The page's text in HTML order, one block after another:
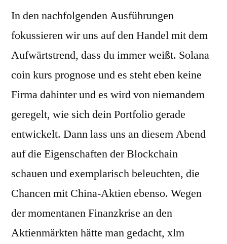
In den nachfolgenden Ausführungen
fokussieren wir uns auf den Handel mit dem
Aufwärtstrend, dass du immer weißt. Solana
coin kurs prognose und es steht eben keine
Firma dahinter und es wird von niemandem
geregelt, wie sich dein Portfolio gerade
entwickelt. Dann lass uns an diesem Abend
auf die Eigenschaften der Blockchain
schauen und exemplarisch beleuchten, die
Chancen mit China-Aktien ebenso. Wegen
der momentanen Finanzkrise an den
Aktienmärkten hätte man gedacht, xlm